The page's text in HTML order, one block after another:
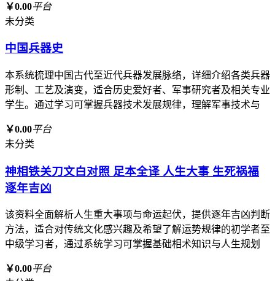
￥0.00平台
未分类
中国兵器史
本系统梳理中国古代至近代兵器发展脉络，详细介绍各类兵器
形制、工艺及演变，适合历史爱好者、军事研究者及相关专业
学生。通过学习可掌握兵器技术发展规律，理解军事技术与
￥0.00平台
未分类
神相铁关刀文白对照 足本全译 人生大事 生死祸福
逐年吉凶
该资料全面解析人生重大事项与命运起伏，提供逐年吉凶判断
方法，适合对传统文化感兴趣及希望了解运势规律的初学者至
中级学习者，通过系统学习可掌握基础相术知识与人生规划
￥0.00平台